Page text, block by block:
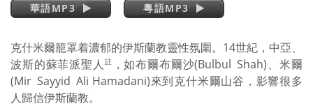
華語MP3 粵語MP3
克什米爾籠罩着濃郁的伊斯蘭教靈性氛圍。14世紀，中亞、
波斯的蘇菲派聖人 註
，如布爾布爾沙(Bulbul Shah)、米爾
(Mir Sayyid Ali Hamadani)來到克什米爾山谷，影響很多
人歸信伊斯蘭教。